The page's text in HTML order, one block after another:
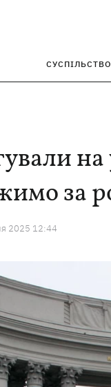
СУСПІЛЬСТВО
на
за
2025 12:44